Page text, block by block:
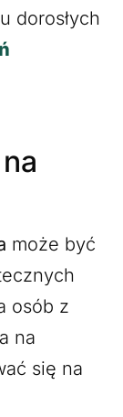
dorosłych
może być
osób z
na
się na